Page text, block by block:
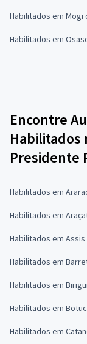
Habilitados em Mogi
Habilitados em
Encontre
Habilitados
Presidente
Habilitados em
Habilitados em
Habilitados em Assis
Habilitados em
Habilitados em Birigui
Habilitados em
Habilitados em